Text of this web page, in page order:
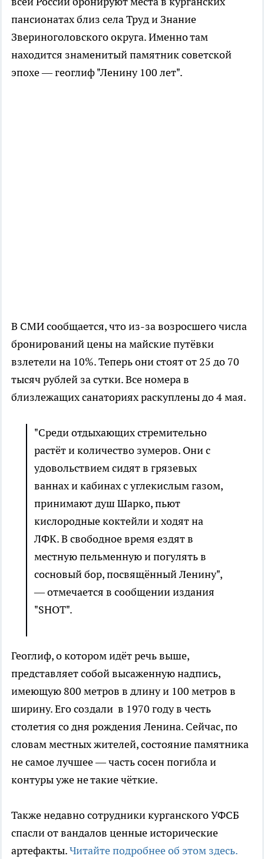
пансионатах близ села Труд и Знание
Звериноголовского округа. Именно там
находится знаменитый памятник советской
эпохе — геоглиф "Ленину 100 лет".
В СМИ сообщается, что из-за возросшего числа
бронирований цены на майские путёвки
взлетели на 10%. Теперь они стоят от 25 до 70
тысяч рублей за сутки. Все номера в
близлежащих санаториях раскуплены до 4 мая.
"Среди отдыхающих стремительно
растёт и количество зумеров. Они с
удовольствием сидят в грязевых
ваннах и кабинах с углекислым газом,
принимают душ Шарко, пьют
кислородные коктейли и ходят на
ЛФК. В свободное время ездят в
местную пельменную и погулять в
сосновый бор, посвящённый Ленину",
— отмечается в сообщении издания
"SHOT".
Геоглиф, о котором идёт речь выше,
представляет собой высаженную надпись,
имеющую 800 метров в длину и 100 метров в
ширину. Его создали в 1970 году в честь
столетия со дня рождения Ленина. Сейчас, по
словам местных жителей, состояние памятника
не самое лучшее — часть сосен погибла и
контуры уже не такие чёткие.
Также недавно сотрудники курганского УФСБ
спасли от вандалов ценные исторические
артефакты.Читайте подробнее об этом здесь.